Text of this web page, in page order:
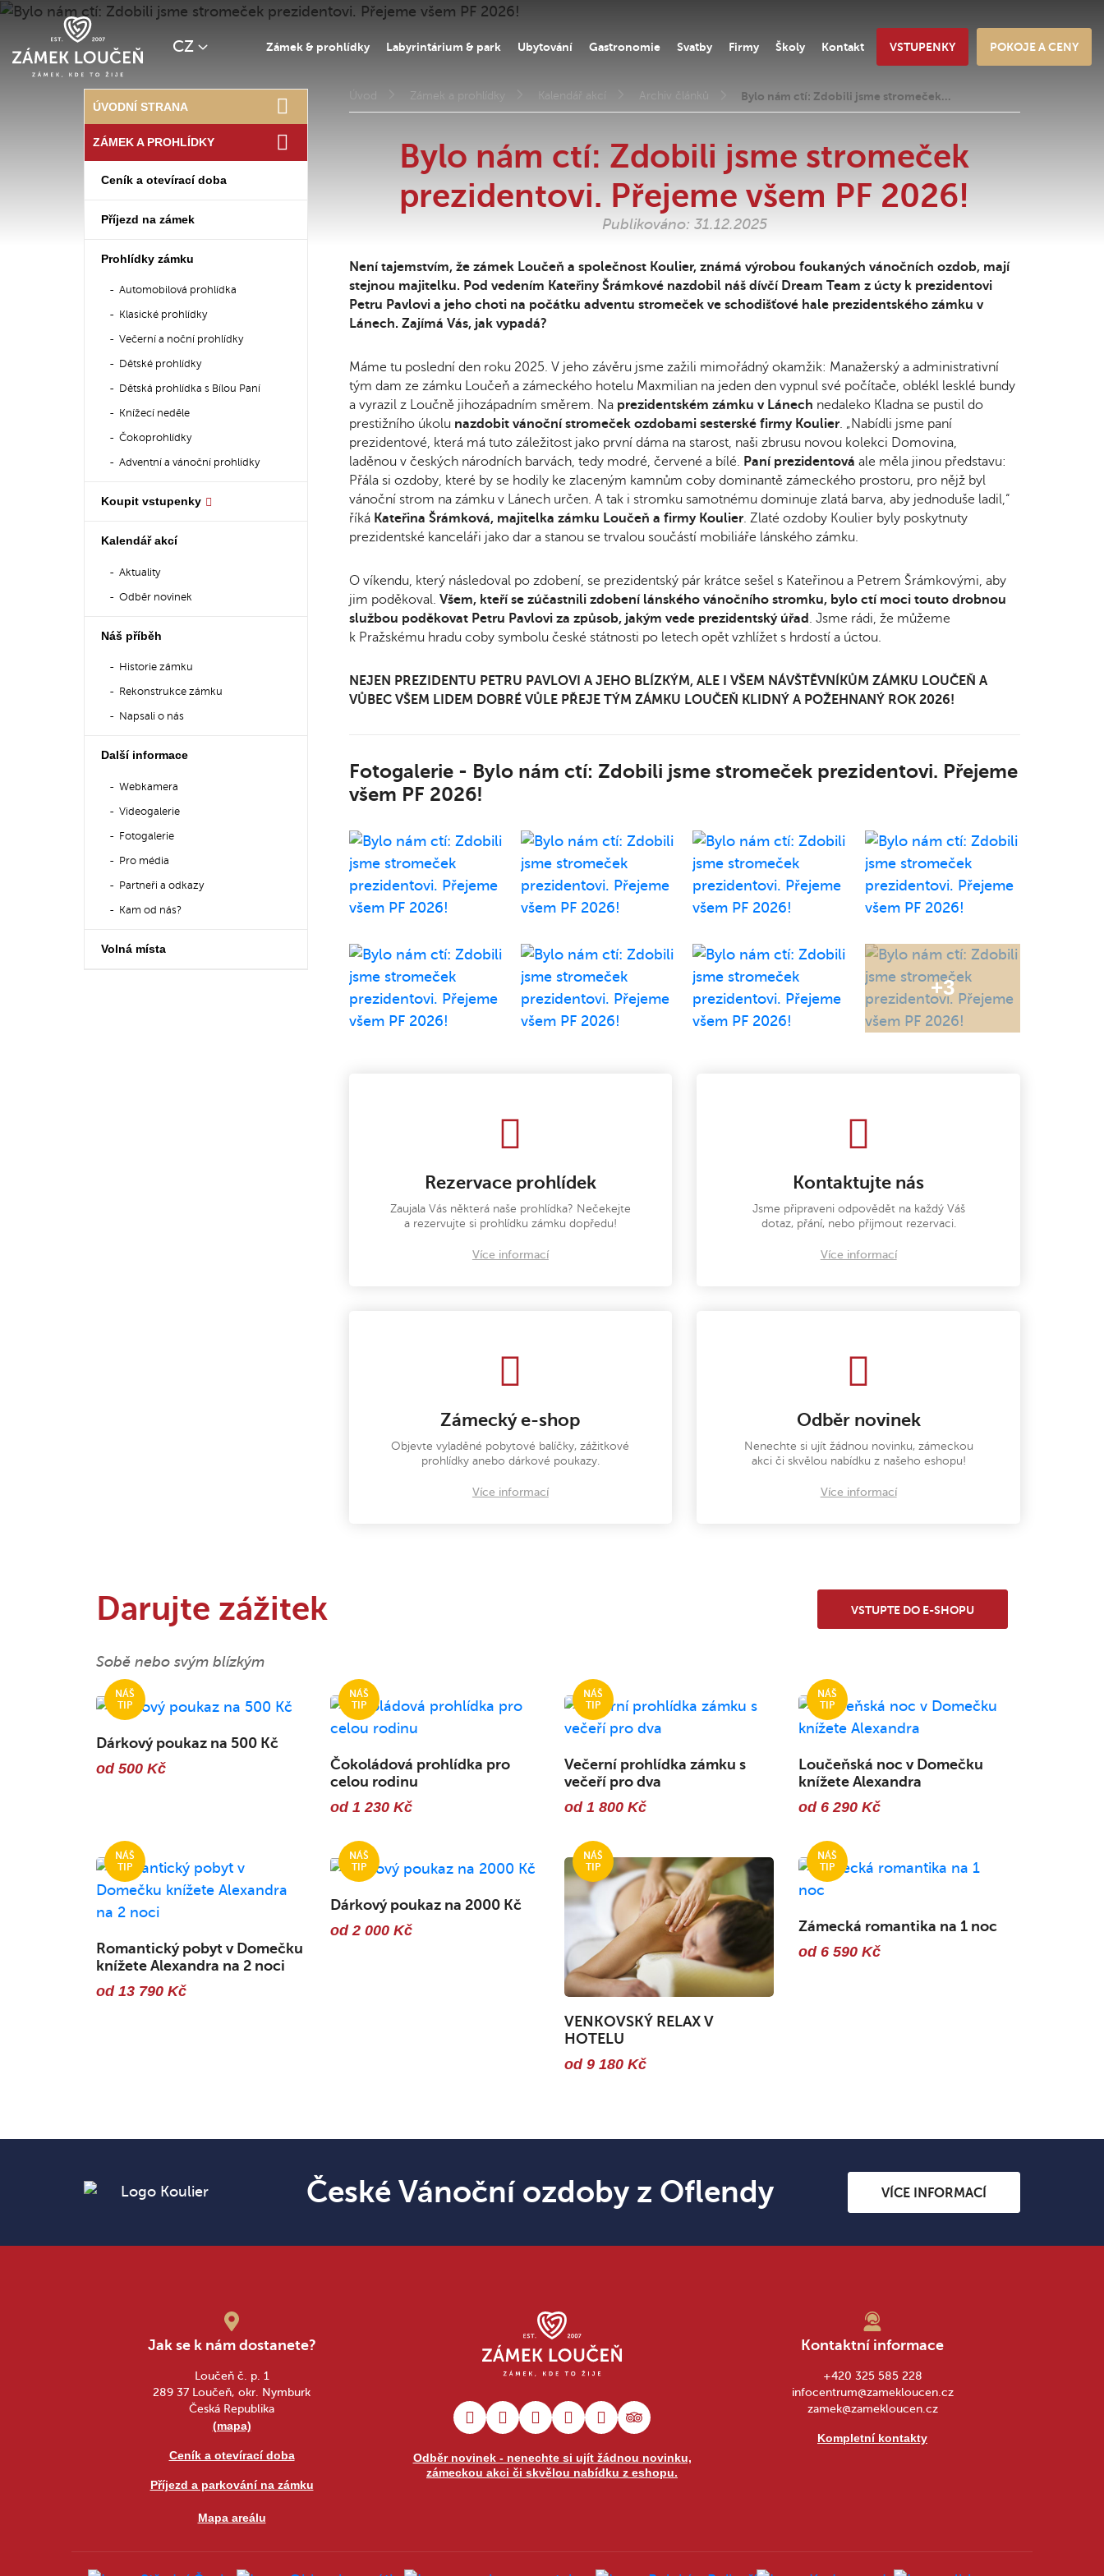
CZ VSTUPENKY POKOJE A CENY
Zámek & prohlídky Labyrintárium & park Ubytování Gastronomie Svatby Firmy Školy Kontakt
Úvod Zámek a prohlídky Kalendář akcí Archiv článků Bylo nám ctí: Zdobili jsme stromeček…
Bylo nám ctí: Zdobili jsme stromeček
prezidentovi. Přejeme všem PF 2026!
Publikováno: 31.12.2025
Není tajemstvím, že zámek Loučeň a společnost Koulier, známá výrobou foukaných vánočních ozdob, mají
stejnou majitelku. Pod vedením Kateřiny Šrámkové nazdobil náš dívčí Dream Team z úcty k prezidentovi
Petru Pavlovi a jeho choti na počátku adventu stromeček ve schodišťové hale prezidentského zámku v
Lánech. Zajímá Vás, jak vypadá?
Máme tu poslední den roku 2025. V jeho závěru jsme zažili mimořádný okamžik: Manažerský a administrativní
tým dam ze zámku Loučeň a zámeckého hotelu Maxmilian na jeden den vypnul své počítače, oblékl lesklé bundy
a vyrazil z Loučně jihozápadním směrem. Na prezidentském zámku v Lánech nedaleko Kladna se pustil do
prestižního úkolu nazdobit vánoční stromeček ozdobami sesterské firmy Koulier. „Nabídli jsme paní
prezidentové, která má tuto záležitost jako první dáma na starost, naši zbrusu novou kolekci Domovina,
laděnou v českých národních barvách, tedy modré, červené a bílé. Paní prezidentová ale měla jinou představu:
Přála si ozdoby, které by se hodily ke zlaceným kamnům coby dominantě zámeckého prostoru, pro nějž byl
vánoční strom na zámku v Lánech určen. A tak i stromku samotnému dominuje zlatá barva, aby jednoduše ladil,“
říká Kateřina Šrámková, majitelka zámku Loučeň a firmy Koulier. Zlaté ozdoby Koulier byly poskytnuty
prezidentské kanceláři jako dar a stanou se trvalou součástí mobiliáře lánského zámku.
O víkendu, který následoval po zdobení, se prezidentský pár krátce sešel s Kateřinou a Petrem Šrámkovými, aby
jim poděkoval. Všem, kteří se zúčastnili zdobení lánského vánočního stromku, bylo ctí moci touto drobnou
službou poděkovat Petru Pavlovi za způsob, jakým vede prezidentský úřad . Jsme rádi, že můžeme
k Pražskému hradu coby symbolu české státnosti po letech opět vzhlížet s hrdostí a úctou.
NEJEN PREZIDENTU PETRU PAVLOVI A JEHO BLÍZKÝM, ALE I VŠEM NÁVŠTĚVNÍKŮM ZÁMKU LOUČEŇ A
VŮBEC VŠEM LIDEM DOBRÉ VŮLE PŘEJE TÝM ZÁMKU LOUČEŇ KLIDNÝ A POŽEHNANÝ ROK 2026!
Fotogalerie - Bylo nám ctí: Zdobili jsme stromeček prezidentovi. Přejeme
všem PF 2026!
Rezervace prohlídek
Zaujala Vás některá naše prohlídka? Nečekejte
a rezervujte si prohlídku zámku dopředu!
Více informací
Kontaktujte nás
Jsme připraveni odpovědět na každý Váš
dotaz, přání, nebo přijmout rezervaci.
Více informací
Zámecký e-shop
Objevte vyladěné pobytové balíčky, zážitkové
prohlídky anebo dárkové poukazy.
Více informací
Odběr novinek
Nenechte si ujít žádnou novinku, zámeckou
akci či skvělou nabídku z našeho eshopu!
Více informací
ÚVODNÍ STRANA
ZÁMEK A PROHLÍDKY
Ceník a otevírací doba
Příjezd na zámek
Prohlídky zámku
Automobilová prohlídka
Klasické prohlídky
Večerní a noční prohlídky
Dětské prohlídky
Dětská prohlídka s Bílou Paní
Knížecí neděle
Čokoprohlídky
Adventní a vánoční prohlídky
Koupit vstupenky
Kalendář akcí
Aktuality
Odběr novinek
Náš příběh
Historie zámku
Rekonstrukce zámku
Napsali o nás
Další informace
Webkamera
Videogalerie
Fotogalerie
Pro média
Partneři a odkazy
Kam od nás?
Volná místa
Darujte zážitek
Sobě nebo svým blízkým
Dárkový poukaz na 500 Kč
od 500 Kč
Čokoládová prohlídka pro
celou rodinu
od 1 230 Kč
Večerní prohlídka zámku s
večeří pro dva
od 1 800 Kč
Loučeňská noc v Domečku
knížete Alexandra
od 6 290 Kč
Romantický pobyt v Domečku
knížete Alexandra na 2 noci
od 13 790 Kč
Dárkový poukaz na 2000 Kč
od 2 000 Kč
VENKOVSKÝ RELAX V
HOTELU
od 9 180 Kč
Zámecká romantika na 1 noc
od 6 590 Kč
VSTUPTE DO E-SHOPU
České Vánoční ozdoby z Oflendy VÍCE INFORMACÍ
Jak se k nám dostanete?
Loučeň č. p. 1
289 37 Loučeň, okr. Nymburk
Česká Republika
(mapa)
Ceník a otevírací doba
Příjezd a parkování na zámku
Mapa areálu
Odběr novinek - nenechte si ujít žádnou novinku,
zámeckou akci či skvělou nabídku z eshopu.
Kontaktní informace
+420 325 585 228
infocentrum@zamekloucen.cz
zamek@zamekloucen.cz
Kompletní kontakty